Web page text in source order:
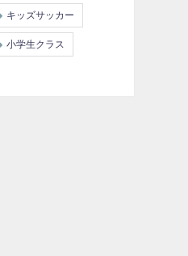
キッズサッカー
小学生クラス